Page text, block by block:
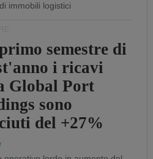
immobili logistici
semestre di
i ricavi
Global Port
sono
del +27%